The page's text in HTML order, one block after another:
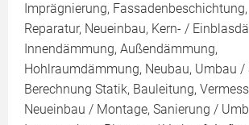
Imprägnierung,
Reparatur, Neueinbau, Kern- /
Innendämmung, Außendämmung,
Hohlraumdämmung, Neubau, Umbau /
Berechnung Statik, Bauleitung,
Neueinbau / Montage, Sanierung /